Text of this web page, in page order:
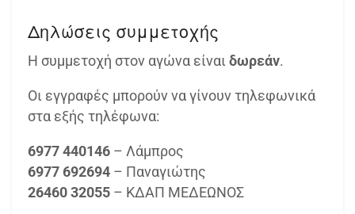
Δηλώσεις συμμετοχής
Η συμμετοχή στον αγώνα είναι δωρεάν.
Οι εγγραφές μπορούν να γίνουν τηλεφωνικά
στα εξής τηλέφωνα:
6977 440146 – Λάμπρος
6977 692694 – Παναγιώτης
26460 32055 – ΚΔΑΠ ΜΕΔΕΩΝΟΣ